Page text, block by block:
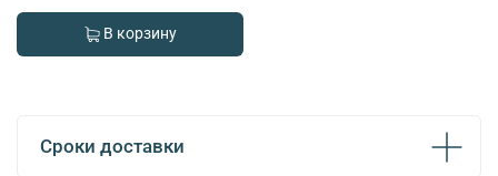
В корзину
Сроки доставки